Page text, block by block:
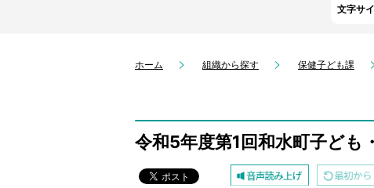
文字サ
ホーム 組織から探す 保健子ども課
令和5年度第1回和水町子ども